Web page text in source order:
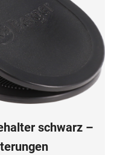
schwarz –